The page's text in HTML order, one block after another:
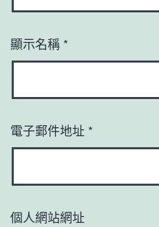
顯示名稱 *
電子郵件地址 *
個人網站網址